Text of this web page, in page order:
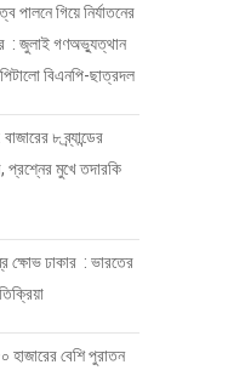
পালনে গিয়ে নির্যাতনের
: জুলাই গণঅভ্যুত্থান
বিএনপি-ছাত্রদল
৮ ব্র্যান্ডের
প্রশ্নের মুখে তদারকি
ক্ষোভ ঢাকার : ভারতের
হাজারের বেশি পুরাতন